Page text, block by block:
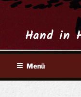
Hand in
Menü